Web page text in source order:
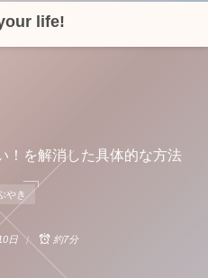
life!
！を解消した具体的な方法
やき
日 約7分